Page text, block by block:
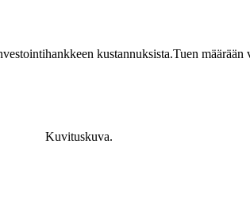
kustannuksista.Tuen